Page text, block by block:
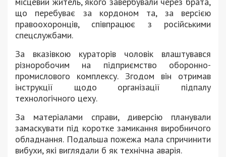
що перебуває за кордоном та, за версією
правоохоронців, співпрацює з російськими
спецслужбами.
За вказівкою кураторів чоловік влаштувався
різноробочим на підприємство оборонно-
промислового комплексу. Згодом він отримав
інструкції щодо організації підпалу
технологічного цеху.
За матеріалами справи, диверсію планували
замаскувати під коротке замикання виробничого
обладнання. Подальша пожежа мала спричинити
вибухи, які виглядали б як технічна аварія.